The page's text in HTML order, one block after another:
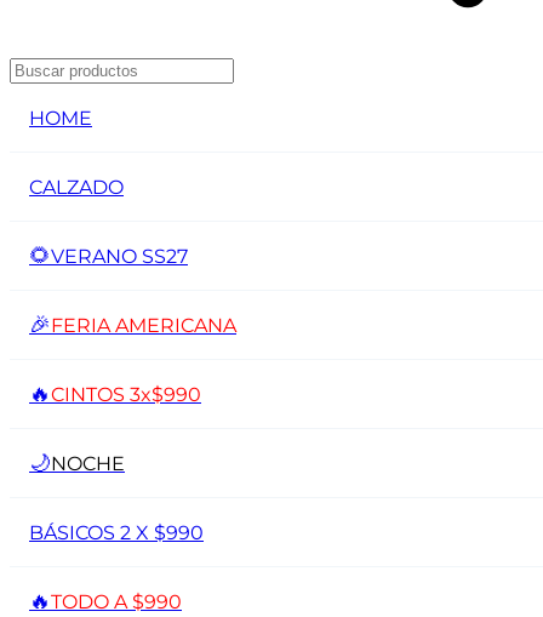
HOME
CALZADO
🌻VERANO SS27
🎉FERIA AMERICANA
🔥CINTOS 3x$990
🌙NOCHE
BÁSICOS 2 X $990
🔥TODO A $990